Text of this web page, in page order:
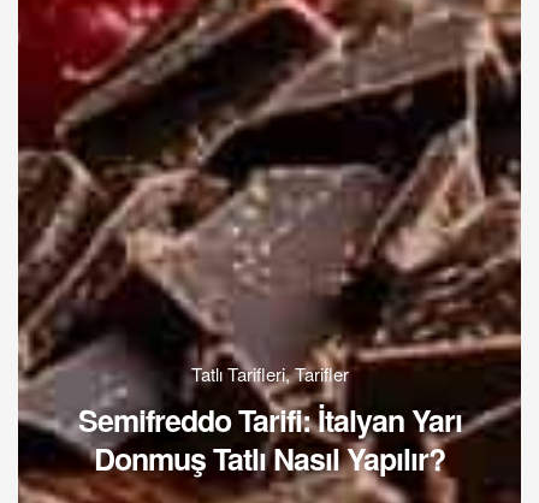
Tatlı Tarifleri,Tarifler
Semifreddo Tarifi: İtalyan Yarı
Donmuş Tatlı Nasıl Yapılır?